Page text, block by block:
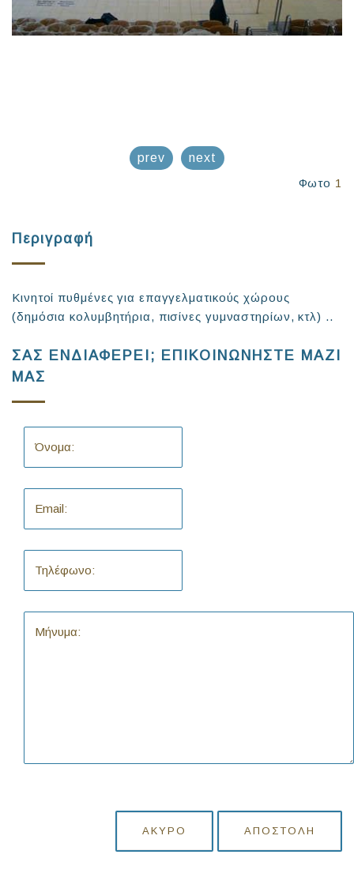
prev
next
Φωτο 1
Περιγραφή
Κινητοί πυθμένες για επαγγελματικούς χώρους
(δημόσια κολυμβητήρια, πισίνες γυμναστηρίων, κτλ) ..
ΣΑΣ ΕΝΔΙΑΦΕΡΕΙ; ΕΠΙΚΟΙΝΩΝΗΣΤΕ ΜΑΖΙ
ΜΑΣ
ΆΚΥΡΟ ΑΠΟΣΤΟΛΉ